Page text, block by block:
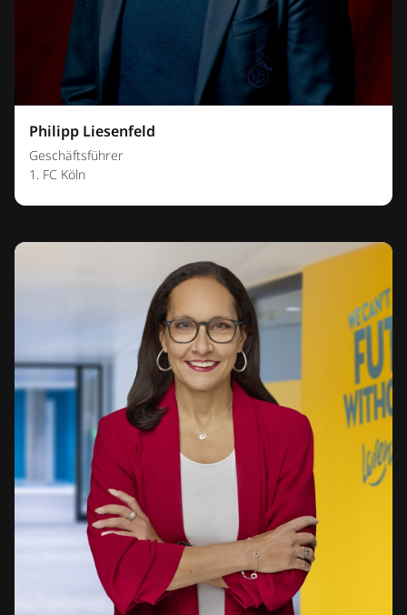
Philipp Liesenfeld
Geschäftsführer
1. FC Köln